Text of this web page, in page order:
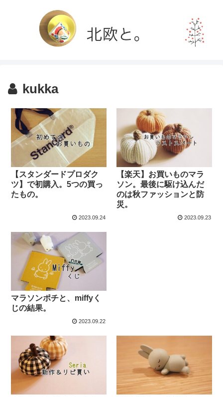
kukka
【スタンダードプロダク
ツ】で初購入。5つの買っ
たもの。
2023.09.24
【楽天】お買いものマラ
ソン。最後に駆け込んだ
のは秋ファッションと防
災。
2023.09.23
マラソンポチと、miffyく
じの結果。
2023.09.22